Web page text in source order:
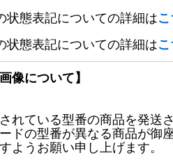
状態表記についての詳細は
状態表記についての詳細は
像について】
れている型番の商品を発送
ドの型番が異なる商品が御
ようお願い申し上げます。